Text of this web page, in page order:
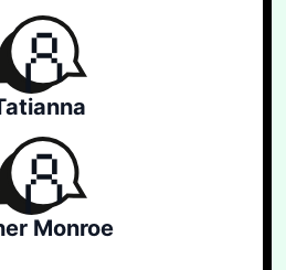
Monroe